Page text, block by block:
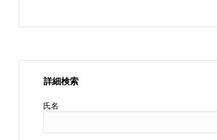
詳細検索
氏名